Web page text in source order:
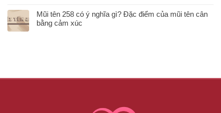
Mũi tên 258 có ý nghĩa gì? Đặc điểm của mũi tên cân
bằng cảm xúc